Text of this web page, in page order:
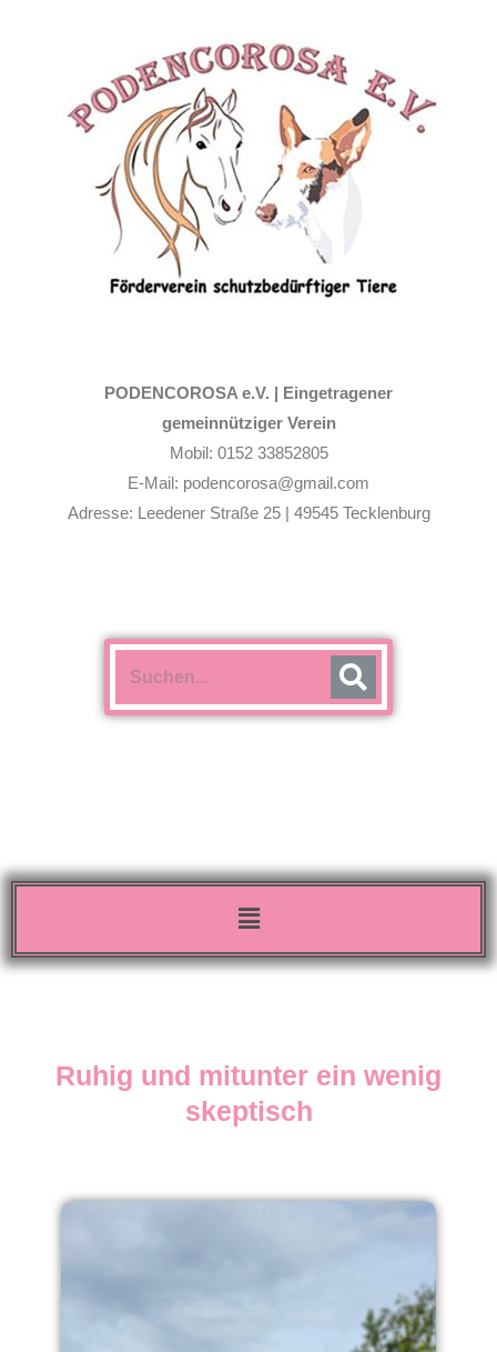
PODENCOROSA e.V. | Eingetragener
gemeinnütziger Verein
Mobil: 0152 33852805
E-Mail: podencorosa@gmail.com
Adresse: Leedener Straße 25 | 49545 Tecklenburg
Menü
Ruhig und mitunter ein wenig
skeptisch